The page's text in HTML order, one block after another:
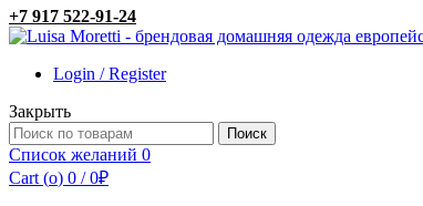
+7 917 522-91-24
Login / Register
Закрыть
Поиск
по:
Поиск
Список желаний 0
Cart (o) 0 / 0₽